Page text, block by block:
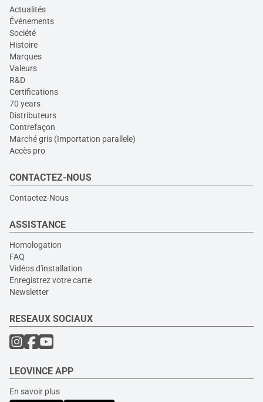
Actualités
Événements
Société
Histoire
Marques
Valeurs
R&D
Certifications
70 years
Distributeurs
Contrefaçon
Marché gris (Importation parallele)
Accès pro
CONTACTEZ-NOUS
Contactez-Nous
ASSISTANCE
Homologation
FAQ
Vidéos d'installation
Enregistrez votre carte
Newsletter
RESEAUX SOCIAUX
LEOVINCE APP
En savoir plus